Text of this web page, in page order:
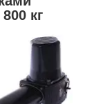
кг